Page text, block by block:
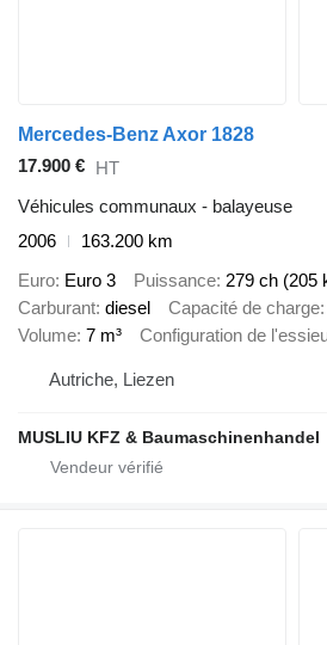
Mercedes-Benz Axor 1828
17.900 € HT
Véhicules communaux - balayeuse
2006
163.200 km
Euro Euro 3 Puissance 279 ch (205
Carburant diesel Capacité de charge
Volume 7 m³ Configuration de
Autriche, Liezen
MUSLIU KFZ & Baumaschinenhandel